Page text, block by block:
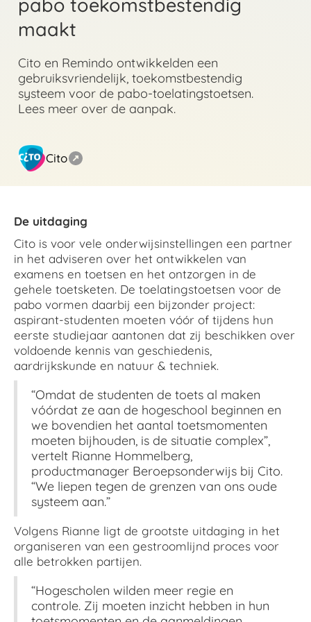
pabo toekomstbestendig
maakt
Cito en Remindo ontwikkelden een
gebruiksvriendelijk, toekomstbestendig
systeem voor de pabo-toelatingstoetsen.
Lees meer over de aanpak.
Cito
De uitdaging
Cito is voor vele onderwijsinstellingen een partner
in het adviseren over het ontwikkelen van
examens en toetsen en het ontzorgen in de
gehele toetsketen. De toelatingstoetsen voor de
pabo vormen daarbij een bijzonder project:
aspirant-studenten moeten vóór of tijdens hun
eerste studiejaar aantonen dat zij beschikken over
voldoende kennis van geschiedenis,
aardrijkskunde en natuur & techniek.
“Omdat de studenten de toets al maken
vóórdat ze aan de hogeschool beginnen en
we bovendien het aantal toetsmomenten
moeten bijhouden, is de situatie complex”,
vertelt Rianne Hommelberg,
productmanager Beroepsonderwijs bij Cito.
“We liepen tegen de grenzen van ons oude
systeem aan.”
Volgens Rianne ligt de grootste uitdaging in het
organiseren van een gestroomlijnd proces voor
alle betrokken partijen.
“Hogescholen wilden meer regie en
controle. Zij moeten inzicht hebben in hun